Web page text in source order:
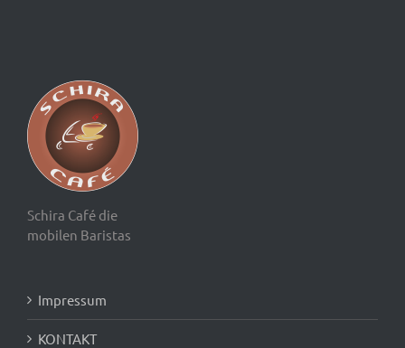
Schira Café die
mobilen Baristas
Impressum
KONTAKT